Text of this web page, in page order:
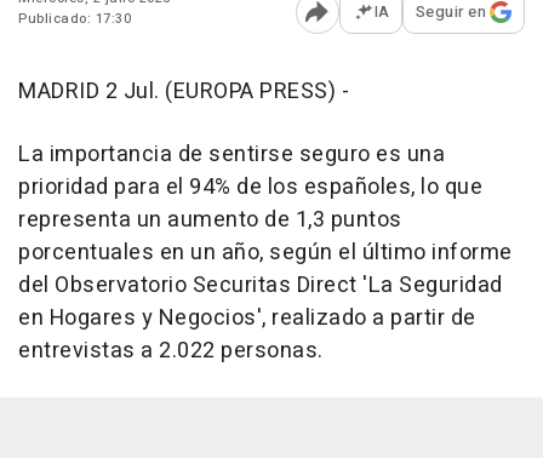
Publicado: 17:30
Abrir opciones para
IA Seguir en
MADRID 2 Jul. (EUROPA PRESS) -
La importancia de sentirse seguro es una
prioridad para el 94% de los españoles, lo que
representa un aumento de 1,3 puntos
porcentuales en un año, según el último informe
del Observatorio Securitas Direct 'La Seguridad
en Hogares y Negocios', realizado a partir de
entrevistas a 2.022 personas.